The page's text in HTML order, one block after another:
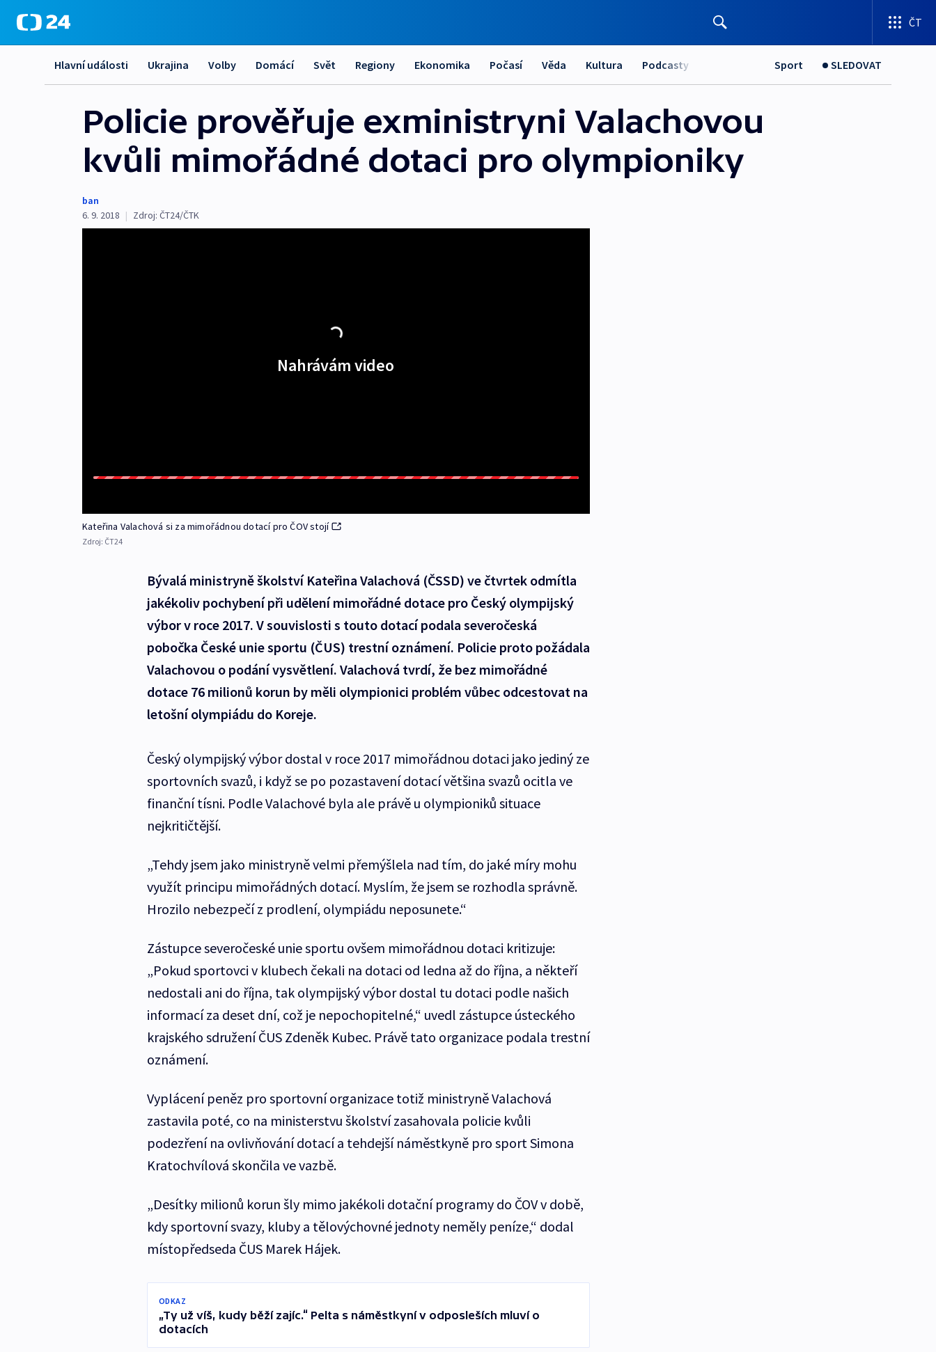
ČT
Hlavní události Ukrajina Volby Domácí Svět Regiony Ekonomika Počasí Věda Kultura Podcasty Sport SLEDOVAT
Policie prověřuje exministryni Valachovou
kvůli mimořádné dotaci pro olympioniky
ban
6. 9. 2018 | Zdroj: ČT24/ČTK
Nahrávám video
Kateřina Valachová si za mimořádnou dotací pro ČOV stojí
Zdroj: ČT24
Bývalá ministryně školství Kateřina Valachová (ČSSD) ve čtvrtek odmítla
jakékoliv pochybení při udělení mimořádné dotace pro Český olympijský
výbor v roce 2017. V souvislosti s touto dotací podala severočeská
pobočka České unie sportu (ČUS) trestní oznámení. Policie proto požádala
Valachovou o podání vysvětlení. Valachová tvrdí, že bez mimořádné
dotace 76 milionů korun by měli olympionici problém vůbec odcestovat na
letošní olympiádu do Koreje.
Český olympijský výbor dostal v roce 2017 mimořádnou dotaci jako jediný ze
sportovních svazů, i když se po pozastavení dotací většina svazů ocitla ve
finanční tísni. Podle Valachové byla ale právě u olympioniků situace
nejkritičtější.
„Tehdy jsem jako ministryně velmi přemýšlela nad tím, do jaké míry mohu
využít principu mimořádných dotací. Myslím, že jsem se rozhodla správně.
Hrozilo nebezpečí z prodlení, olympiádu neposunete.“
Zástupce severočeské unie sportu ovšem mimořádnou dotaci kritizuje:
„Pokud sportovci v klubech čekali na dotaci od ledna až do října, a někteří
nedostali ani do října, tak olympijský výbor dostal tu dotaci podle našich
informací za deset dní, což je nepochopitelné,“ uvedl zástupce ústeckého
krajského sdružení ČUS Zdeněk Kubec. Právě tato organizace podala trestní
oznámení.
Vyplácení peněz pro sportovní organizace totiž ministryně Valachová
zastavila poté, co na ministerstvu školství zasahovala policie kvůli
podezření na ovlivňování dotací a tehdejší náměstkyně pro sport Simona
Kratochvílová skončila ve vazbě.
„Desítky milionů korun šly mimo jakékoli dotační programy do ČOV v době,
kdy sportovní svazy, kluby a tělovýchovné jednoty neměly peníze,“ dodal
místopředseda ČUS Marek Hájek.
ODKAZ
„Ty už víš, kudy běží zajíc.“ Pelta s náměstkyní v odposleších mluví o
dotacích